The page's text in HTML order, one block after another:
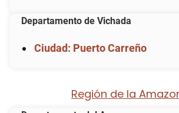
Departamento de Vichada
Ciudad: Puerto Carreño
Región de la